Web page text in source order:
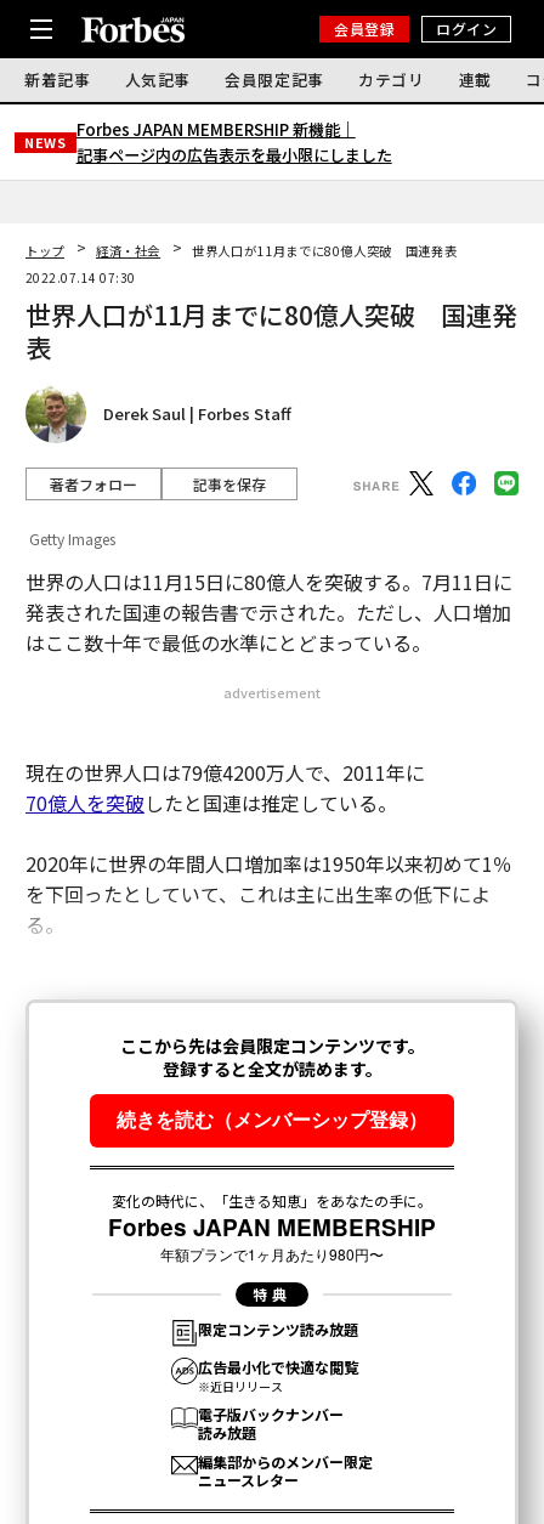
会員登録 ログイン
新着記事 人気記事 会員限定記事 カテゴリ 連載
NEWS
Forbes JAPAN MEMBERSHIP 新機能｜
記事ページ内の広告表示を最小限にしました
トップ 経済・社会
世界人口が11月までに80億人突破 国連発表
2022.07.14 07:30
世界人口が11月までに80億人突破 国連発
表
Derek Saul | Forbes Staff
著者フォロー 記事を保存
Getty Images
世界の人口は11月15日に80億人を突破する。7月11日に
発表された国連の報告書で示された。ただし、人口増加
はここ数十年で最低の水準にとどまっている。
advertisement
現在の世界人口は79億4200万人で、2011年に
70億人を突破したと国連は推定している。
2020年に世界の年間人口増加率は1950年以来初めて1％
を下回ったとしていて、これは主に出生率の低下によ
る。